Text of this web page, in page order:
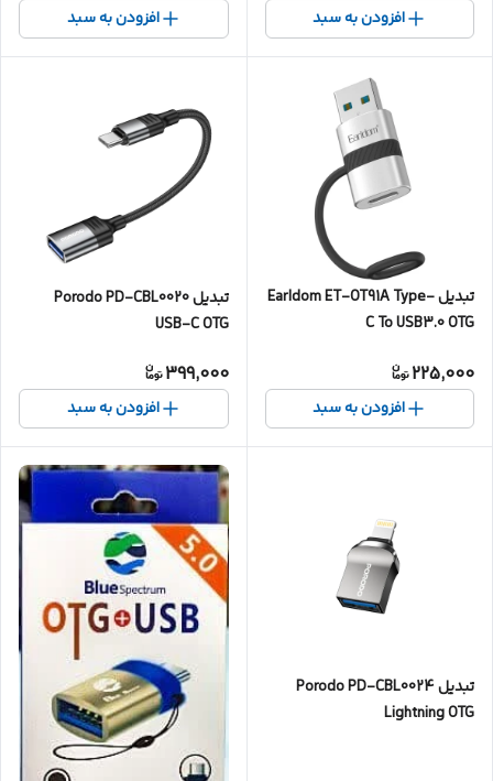
افزودن به سبد افزودن به سبد
تبدیل Earldom ET-OT91A Type-
C To USB3.0 OTG
225,000
افزودن به سبد
تبدیل Porodo PD-CBL0020
USB-C OTG
399,000
افزودن به سبد
تبدیل Porodo PD-CBL0024
Lightning OTG